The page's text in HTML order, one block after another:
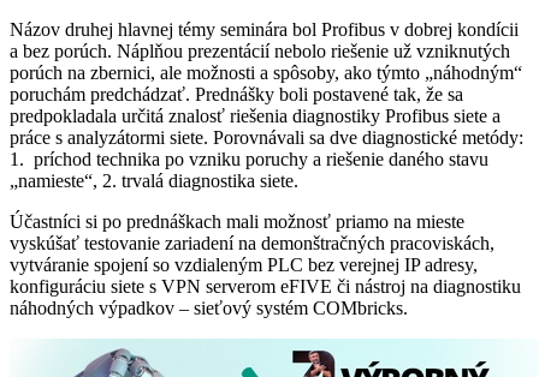
Názov druhej hlavnej témy seminára bol Profibus v dobrej kondícii
a bez porúch. Náplňou prezentácií nebolo riešenie už vzniknutých
porúch na zbernici, ale možnosti a spôsoby, ako týmto „náhodným“
poruchám predchádzať. Prednášky boli postavené tak, že sa
predpokladala určitá znalosť riešenia diagnostiky Profibus siete a
práce s analyzátormi siete. Porovnávali sa dve diagnostické metódy:
1. príchod technika po vzniku poruchy a riešenie daného stavu
„namieste“, 2. trvalá diagnostika siete.
Účastníci si po prednáškach mali možnosť priamo na mieste
vyskúšať testovanie zariadení na demonštračných pracoviskách,
vytváranie spojení so vzdialeným PLC bez verejnej IP adresy,
konfiguráciu siete s VPN serverom eFIVE či nástroj na diagnostiku
náhodných výpadkov – sieťový systém COMbricks.